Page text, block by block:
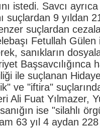
istedi. Savcı
suçlardan 9 yıldan
suçlardan
Fetullah Gülen
sanıkların
Başsavcılığınca
ile suçlanan
ve "iftira"
Ali Fuat Yılmazer,
ise "silahlı
63 yıl 4 aydan